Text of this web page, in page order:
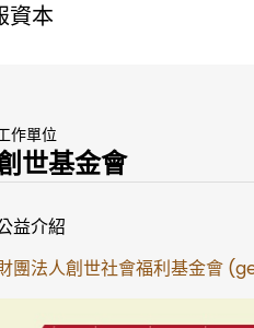
資本
作單位
世基金會
益介紹
團法人創世社會福利基金會